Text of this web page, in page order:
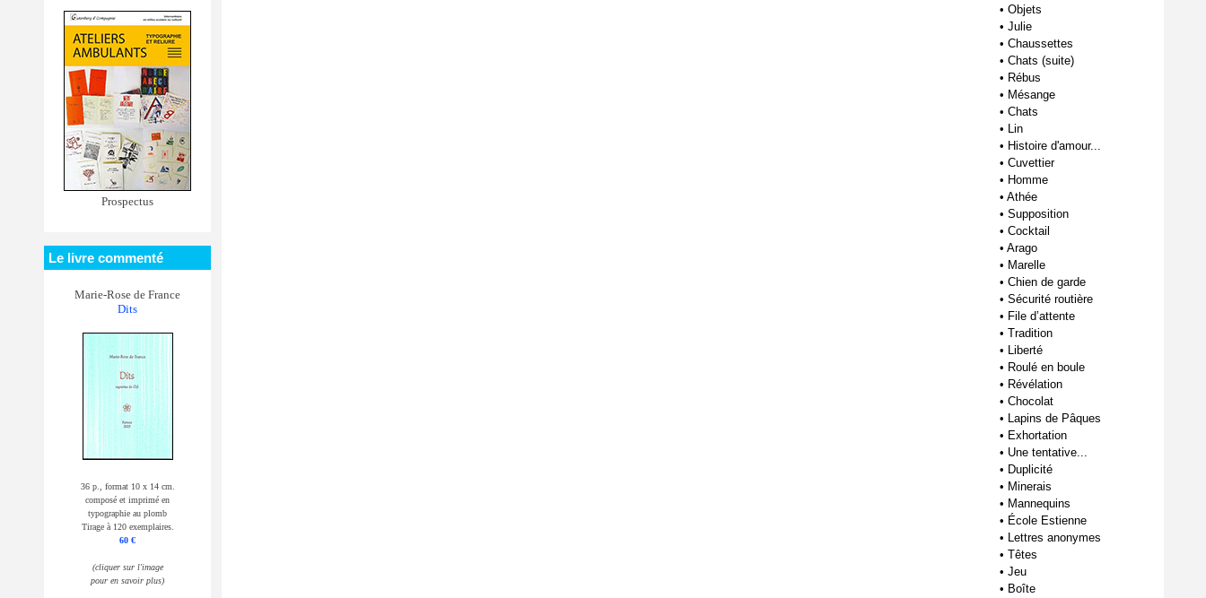
Prospectus
Le livre commenté
Marie-Rose de France
Dits
36 p., format 10 x 14 cm.
composé et imprimé en
typographie au plomb
Tirage à 120 exemplaires.
60 €
(cliquer sur l'image
pour en savoir plus)
• Objets
• Julie
• Chaussettes
• Chats (suite)
• Rébus
• Mésange
• Chats
• Lin
• Histoire d'amour...
• Cuvettier
• Homme
• Athée
• Supposition
• Cocktail
• Arago
• Marelle
• Chien de garde
• Sécurité routière
• File d’attente
• Tradition
• Liberté
• Roulé en boule
• Révélation
• Chocolat
• Lapins de Pâques
• Exhortation
• Une tentative...
• Duplicité
• Minerais
• Mannequins
• École Estienne
• Lettres anonymes
• Têtes
• Jeu
• Boîte